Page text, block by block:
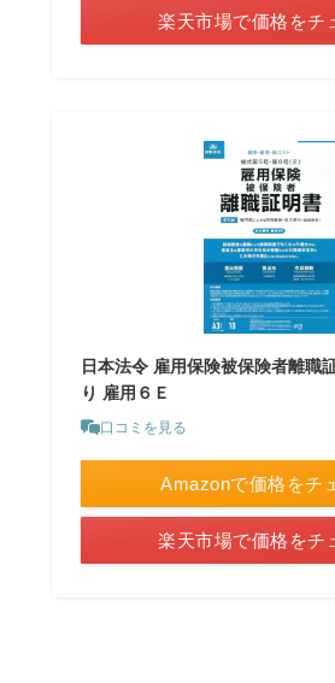
楽天市場で価格をチ
日本法令 雇用保険被保険者離職
り 雇用６Ｅ
口コミを見る
Amazonで価格をチ
楽天市場で価格をチ